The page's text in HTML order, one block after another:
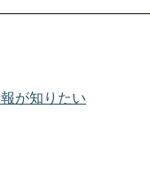
が知りたい